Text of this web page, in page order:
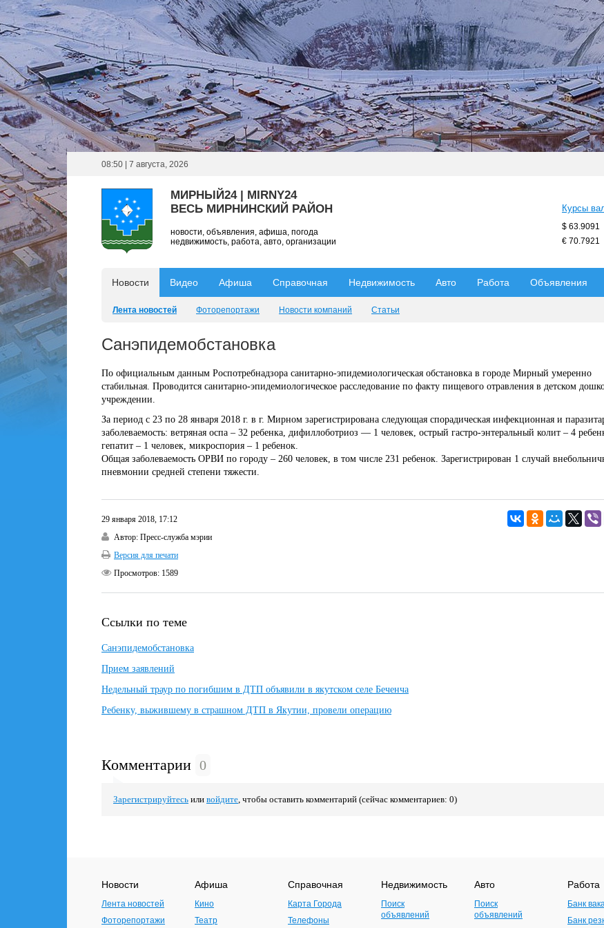
08:50 | 7 августа, 2026
МИРНЫЙ24 | MIRNY24
ВЕСЬ МИРНИНСКИЙ РАЙОН
новости, объявления, афиша, погода
недвижимость, работа, авто, организации
Курсы
$ 63.9091
€ 70.7921
Новости Видео Афиша Справочная Недвижимость Авто Работа Объявления
Лента новостей Фоторепортажи Новости компаний Статьи
Санэпидемобстановка
По официальным данным Роспотребнадзора санитарно-эпидемиологическая обстановка в городе Мирный умеренно
стабильная. Проводится санитарно-эпидемиологическое расследование по факту пищевого отравления в детском
учреждении.
За период с 23 по 28 января 2018 г. в г. Мирном зарегистрирована следующая спорадическая инфекционная и
заболеваемость: ветряная оспа – 32 ребенка, дифиллоботриоз — 1 человек, острый гастро-энтеральный колит – 4
гепатит – 1 человек, микроспория – 1 ребенок.
Общая заболеваемость ОРВИ по городу – 260 человек, в том числе 231 ребенок. Зарегистрирован 1 случай
пневмонии средней степени тяжести.
29 января 2018, 17:12
Автор: Пресс-служба мэрии
Версия для печати
Просмотров: 1589
Ссылки по теме
Санэпидемобстановка
Прием заявлений
Недельный траур по погибшим в ДТП объявили в якутском селе Беченча
Ребенку, выжившему в страшном ДТП в Якутии, провели операцию
Комментарии 0
Зарегистрируйтесь или войдите, чтобы оставить комментарий (сейчас комментариев: 0)
Новости
Лента новостей
Фоторепортажи
Афиша
Кино
Театр
Справочная
Карта Города
Телефоны
Недвижимость
Поиск
объявлений
Авто
Поиск
объявлений
Работа
Банк
Банк